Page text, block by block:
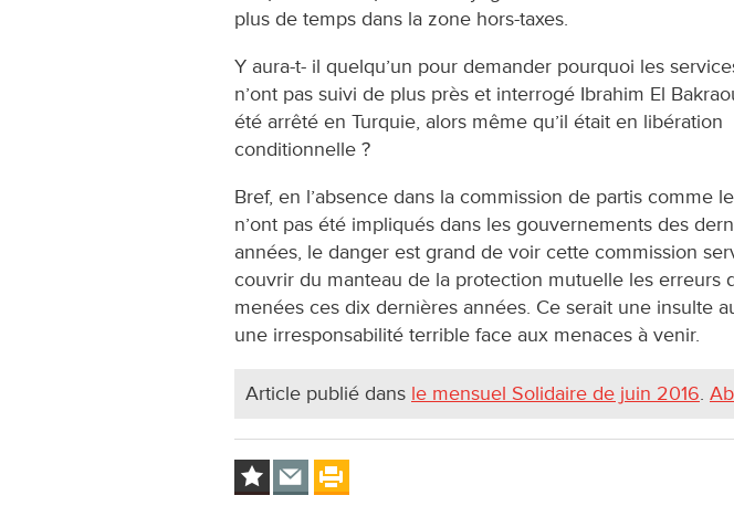
plus de temps dans la zone hors-taxes.
Y aura-t- il quelqu’un pour demander pourquoi les
n’ont pas suivi de plus près et interrogé Ibrahim El
été arrêté en Turquie, alors même qu’il était en libération
conditionnelle ?
Bref, en l’absence dans la commission de partis comme
n’ont pas été impliqués dans les gouvernements des
années, le danger est grand de voir cette commission
couvrir du manteau de la protection mutuelle les erreurs
menées ces dix dernières années. Ce serait une insulte
une irresponsabilité terrible face aux menaces à venir.
Article publié dans le mensuel Solidaire de juin 2016.